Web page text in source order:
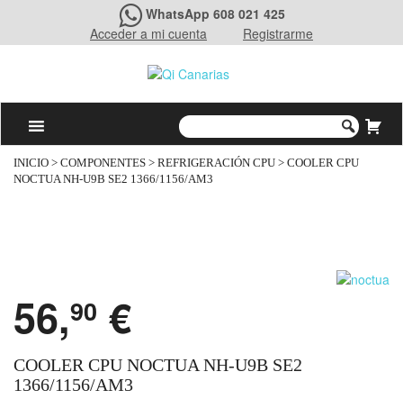
WhatsApp 608 021 425
Acceder a mi cuenta
Registrarme
INICIO > COMPONENTES > REFRIGERACIÓN CPU > COOLER CPU
NOCTUA NH-U9B SE2 1366/1156/AM3
56,90 €
COOLER CPU NOCTUA NH-U9B SE2
1366/1156/AM3